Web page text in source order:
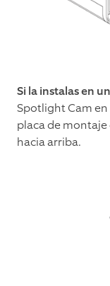
Si la instalas en
Spotlight Cam
placa de
hacia arriba.